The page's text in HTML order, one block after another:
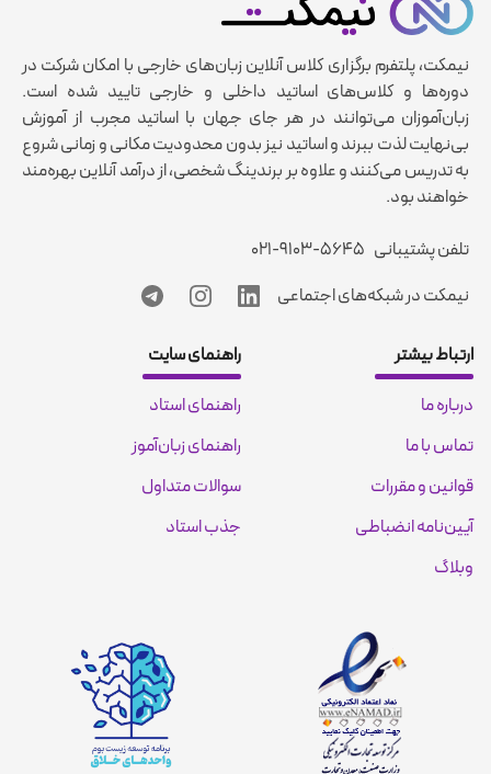
نیمکت، پلتفرم برگزاری کلاس آنلاین زبان‌های خارجی با امکان شرکت در
دوره‌ها و کلاس‌های اساتید داخلی و خارجی تایید شده است.
زبان‌آموزان می‌توانند در هر جای جهان با اساتید مجرب از آموزش
بی‌نهایت لذت ببرند و اساتید نیز بدون محدودیت مکانی و زمانی شروع
به تدریس می‌کنند و علاوه بر برندینگ شخصی، از درآمد آنلاین بهره‌مند
خواهند بود.
تلفن پشتیبانی ۰۲۱-۹۱۰۳-۵۶۴۵
نیمکت در شبکه‌های اجتماعی
ارتباط بیشتر
درباره ما
تماس با ما
قوانین و مقررات
آیین‌نامه انضباطی
وبلاگ
راهنمای سایت
راهنمای استاد
راهنمای زبان‌آموز
سوالات متداول
جذب استاد